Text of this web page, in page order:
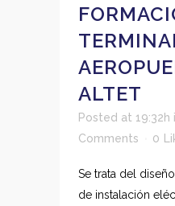
ALTET
Posted at 19:32h
Comments
0
Se trata del
de instalación